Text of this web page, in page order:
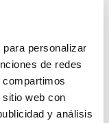
personalizar
de redes
web con
y análisis